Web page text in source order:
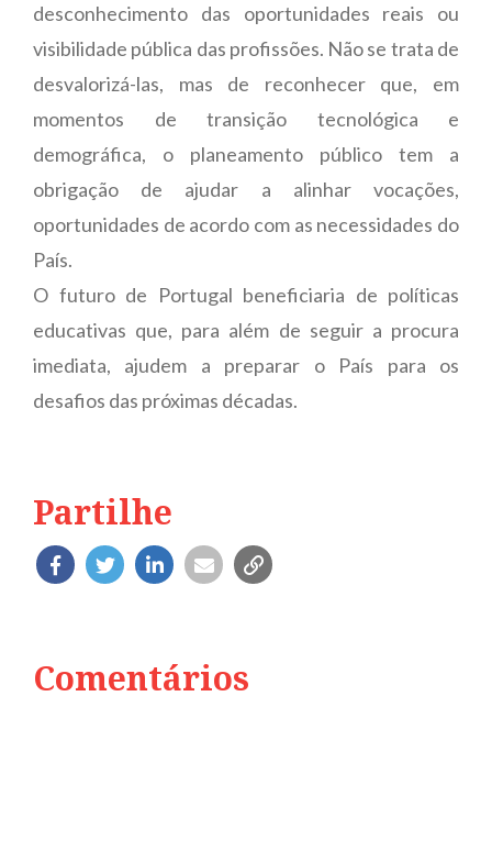
desconhecimento das oportunidades reais ou
visibilidade pública das profissões. Não se trata de
desvalorizá-las, mas de reconhecer que, em
momentos de transição tecnológica e
demográfica, o planeamento público tem a
obrigação de ajudar a alinhar vocações,
oportunidades de acordo com as necessidades do
País.
O futuro de Portugal beneficiaria de políticas
educativas que, para além de seguir a procura
imediata, ajudem a preparar o País para os
desafios das próximas décadas.
Partilhe
Comentários